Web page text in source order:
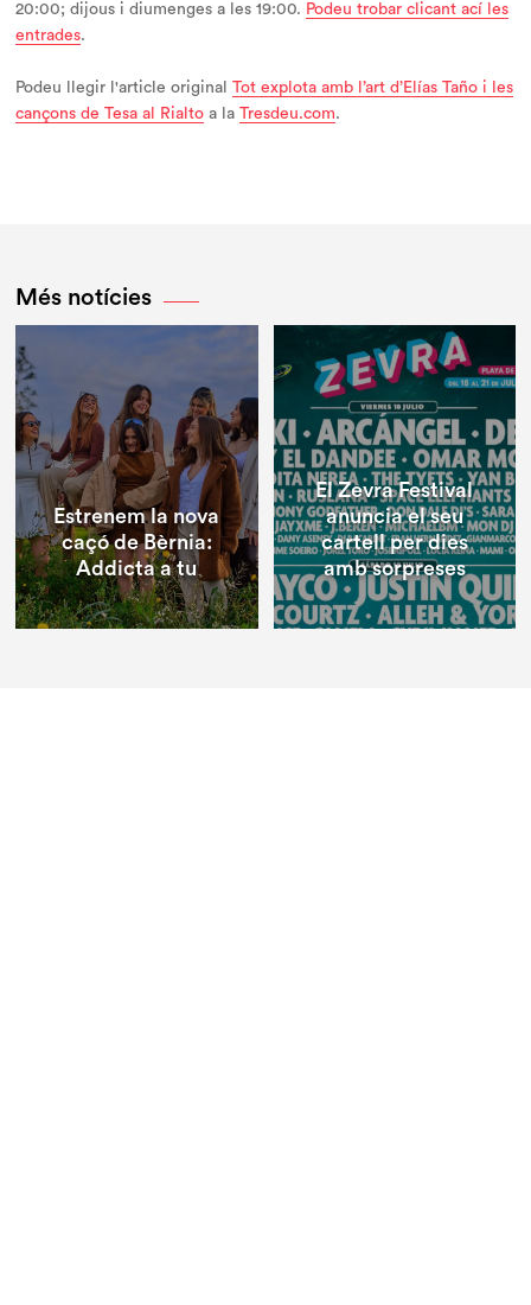
20:00; dijous i diumenges a les 19:00. Podeu trobar clicant ací les
entrades.
Podeu llegir l'article original Tot explota amb l’art d’Elías Taño i les
cançons de Tesa al Rialto a la Tresdeu.com.
Més notícies
Estrenem la nova
caçó de Bèrnia:
Addicta a tu
El Zevra Festival
anuncia el seu
cartell per dies
amb sorpreses